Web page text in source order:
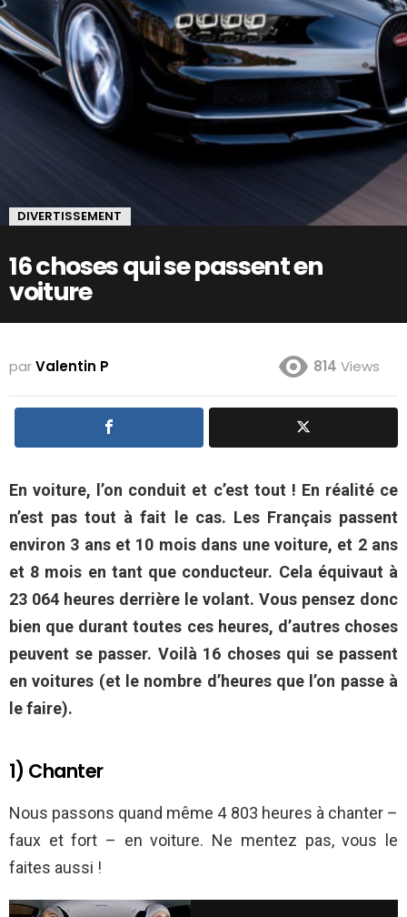
DIVERTISSEMENT
16 choses qui se passent en
voiture
parValentin P 814 Views
En voiture, l’on conduit et c’est tout ! En réalité ce
n’est pas tout à fait le cas. Les Français passent
environ 3 ans et 10 mois dans une voiture, et 2 ans
et 8 mois en tant que conducteur. Cela équivaut à
23 064 heures derrière le volant. Vous pensez donc
bien que durant toutes ces heures, d’autres choses
peuvent se passer. Voilà 16 choses qui se passent
en voitures (et le nombre d’heures que l’on passe à
le faire).
1) Chanter
Nous passons quand même 4 803 heures à chanter –
faux et fort – en voiture. Ne mentez pas, vous le
faites aussi !